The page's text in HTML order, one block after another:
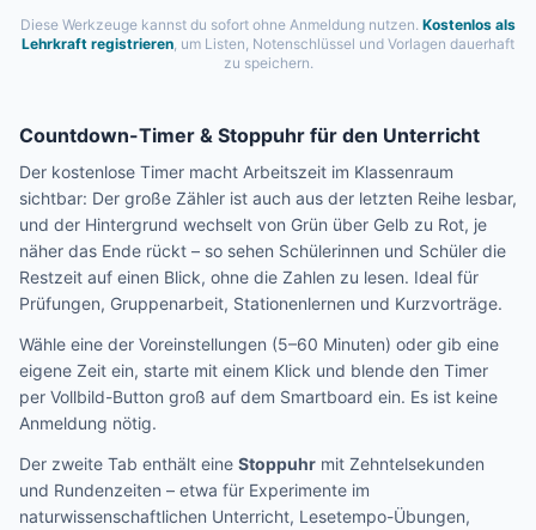
Diese Werkzeuge kannst du sofort ohne Anmeldung nutzen. Kostenlos als
Lehrkraft registrieren, um Listen, Notenschlüssel und Vorlagen dauerhaft
zu speichern.
Countdown-Timer & Stoppuhr für den Unterricht
Der kostenlose Timer macht Arbeitszeit im Klassenraum
sichtbar: Der große Zähler ist auch aus der letzten Reihe lesbar,
und der Hintergrund wechselt von Grün über Gelb zu Rot, je
näher das Ende rückt – so sehen Schülerinnen und Schüler die
Restzeit auf einen Blick, ohne die Zahlen zu lesen. Ideal für
Prüfungen, Gruppenarbeit, Stationenlernen und Kurzvorträge.
Wähle eine der Voreinstellungen (5–60 Minuten) oder gib eine
eigene Zeit ein, starte mit einem Klick und blende den Timer
per Vollbild-Button groß auf dem Smartboard ein. Es ist keine
Anmeldung nötig.
Der zweite Tab enthält eine Stoppuhr mit Zehntelsekunden
und Rundenzeiten – etwa für Experimente im
naturwissenschaftlichen Unterricht, Lesetempo-Übungen,